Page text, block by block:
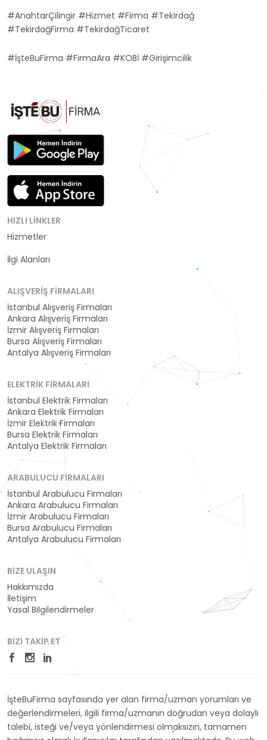
#AnahtarÇilingir #Hizmet #Firma #Tekirdağ
#TekirdağFirma #TekirdağTicaret
#İşteBuFirma #FirmaAra #KOBİ #Girişimcilik
HIZLI LINKLER
Hizmetler
İlgi Alanları
ALIŞVERIŞ FIRMALARI
İstanbul Alışveriş Firmaları
Ankara Alışveriş Firmaları
İzmir Alışveriş Firmaları
Bursa Alışveriş Firmaları
Antalya Alışveriş Firmaları
ELEKTRIK FIRMALARI
İstanbul Elektrik Firmaları
Ankara Elektrik Firmaları
İzmir Elektrik Firmaları
Bursa Elektrik Firmaları
Antalya Elektrik Firmaları
ARABULUCU FIRMALARI
İstanbul Arabulucu Firmaları
Ankara Arabulucu Firmaları
İzmir Arabulucu Firmaları
Bursa Arabulucu Firmaları
Antalya Arabulucu Firmaları
BIZE ULAŞIN
Hakkımızda
İletişim
Yasal Bilgilendirmeler
BIZI TAKIP ET
İşteBuFirma sayfasında yer alan firma/uzman yorumları ve
değerlendirmeleri, ilgili firma/uzmanın doğrudan veya dolaylı
talebi, isteği ve/veya yönlendirmesi olmaksızın, tamamen